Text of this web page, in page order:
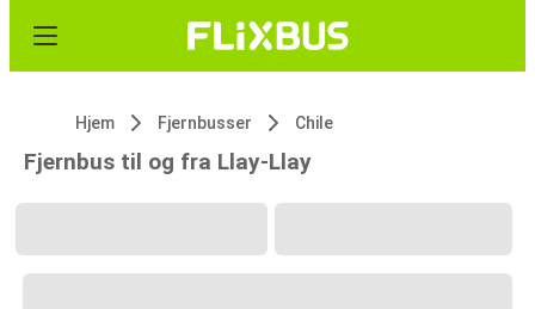
Hjem Fjernbusser Chile
Fjernbus til og fra Llay-Llay